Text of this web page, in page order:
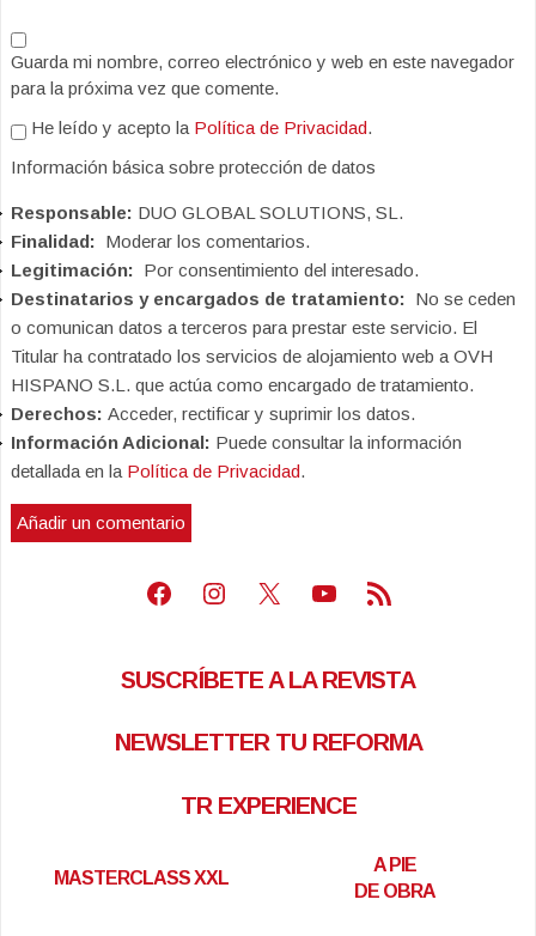
Guarda mi nombre, correo electrónico y web en este navegador
para la próxima vez que comente.
He leído y acepto la Política de Privacidad.
Información básica sobre protección de datos
Responsable: DUO GLOBAL SOLUTIONS, SL.
Finalidad: Moderar los comentarios.
Legitimación: Por consentimiento del interesado.
Destinatarios y encargados de tratamiento: No se ceden
o comunican datos a terceros para prestar este servicio. El
Titular ha contratado los servicios de alojamiento web a OVH
HISPANO S.L. que actúa como encargado de tratamiento.
Derechos: Acceder, rectificar y suprimir los datos.
Información Adicional: Puede consultar la información
detallada en la Política de Privacidad.
Facebook
Instagram
X Youtube
Feed RSS
SUSCRÍBETE A LA REVISTA
NEWSLETTER TU REFORMA
TR EXPERIENCE
MASTERCLASS XXL
A PIE
DE OBRA